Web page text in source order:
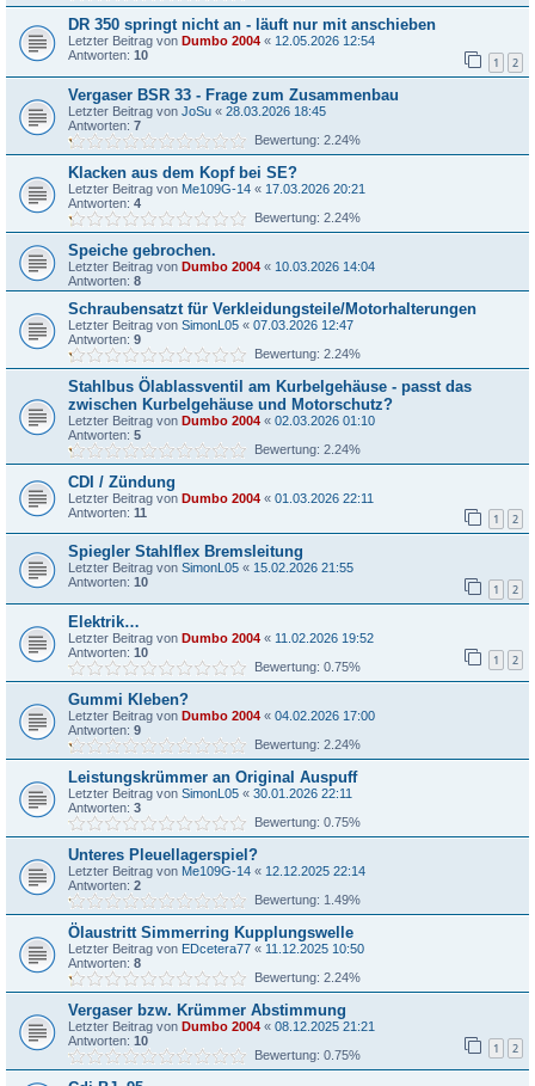
DR 350 springt nicht an - läuft nur mit anschieben
Letzter Beitrag von Dumbo 2004 « 12.05.2026 12:54
Antworten: 10 1 2
Vergaser BSR 33 - Frage zum Zusammenbau
Letzter Beitrag von JoSu « 28.03.2026 18:45
Antworten: 7
Bewertung: 2.24%
Klacken aus dem Kopf bei SE?
Letzter Beitrag von Me109G-14 « 17.03.2026 20:21
Antworten: 4
Bewertung: 2.24%
Speiche gebrochen.
Letzter Beitrag von Dumbo 2004 « 10.03.2026 14:04
Antworten: 8
Schraubensatzt für Verkleidungsteile/Motorhalterungen
Letzter Beitrag von SimonL05 « 07.03.2026 12:47
Antworten: 9
Bewertung: 2.24%
Stahlbus Ölablassventil am Kurbelgehäuse - passt das
zwischen Kurbelgehäuse und Motorschutz?
Letzter Beitrag von Dumbo 2004 « 02.03.2026 01:10
Antworten: 5
Bewertung: 2.24%
CDI / Zündung
Letzter Beitrag von Dumbo 2004 « 01.03.2026 22:11
Antworten: 11 1 2
Spiegler Stahlflex Bremsleitung
Letzter Beitrag von SimonL05 « 15.02.2026 21:55
Antworten: 10 1 2
Elektrik…
Letzter Beitrag von Dumbo 2004 « 11.02.2026 19:52
Antworten: 10 1 2
Bewertung: 0.75%
Gummi Kleben?
Letzter Beitrag von Dumbo 2004 « 04.02.2026 17:00
Antworten: 9
Bewertung: 2.24%
Leistungskrümmer an Original Auspuff
Letzter Beitrag von SimonL05 « 30.01.2026 22:11
Antworten: 3
Bewertung: 0.75%
Unteres Pleuellagerspiel?
Letzter Beitrag von Me109G-14 « 12.12.2025 22:14
Antworten: 2
Bewertung: 1.49%
Ölaustritt Simmerring Kupplungswelle
Letzter Beitrag von EDcetera77 « 11.12.2025 10:50
Antworten: 8
Bewertung: 2.24%
Vergaser bzw. Krümmer Abstimmung
Letzter Beitrag von Dumbo 2004 « 08.12.2025 21:21
Antworten: 10 1 2
Bewertung: 0.75%